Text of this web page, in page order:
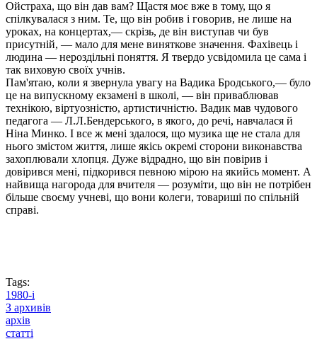
Ойстраха, що він дав вам? Щастя моє вже в тому, що я
спілкувалася з ним. Те, що він робив і говорив, не лише на
уроках, на концертах,— скрізь, де він виступав чи був
присутній, — мало для мене виняткове значення. Фахівець і
людина — нероздільні поняття. Я твердо усвідомила це сама і
так виховую своїх учнів.
Пам'ятаю, коли я звернула увагу на Вадика Бродського,— було
це на випускному екзамені в школі, — він приваблював
технікою, віртуозністю, артистичністю. Вадик мав чудового
педагога — Л.Л.Бендерського, в якого, до речі, навчалася й
Ніна Минко. І все ж мені здалося, що музика ще не стала для
нього змістом життя, лише якісь окремі сторони виконавства
захоплювали хлопця. Дуже відрадно, що він повірив і
довірився мені, підкорився певною мірою на якийсь момент. А
найвища нагорода для вчителя — розуміти, що він не потрібен
більше своєму учневі, що вони колеги, товариші по спільній
справі.
Tags:
1980-і
З архивів
архів
статті